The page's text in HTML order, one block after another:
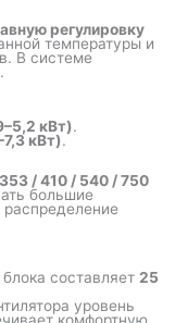
регулировку
температуры и
В системе
.
кВт).
кВт).
353 / 410 / 540 / 750
большие
составляет 25
уровень